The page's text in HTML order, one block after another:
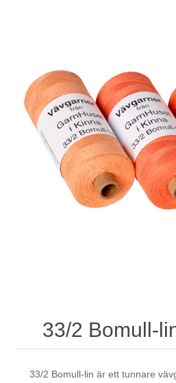
33/2 Bomull-
33/2 Bomull-lin är ett tunnare